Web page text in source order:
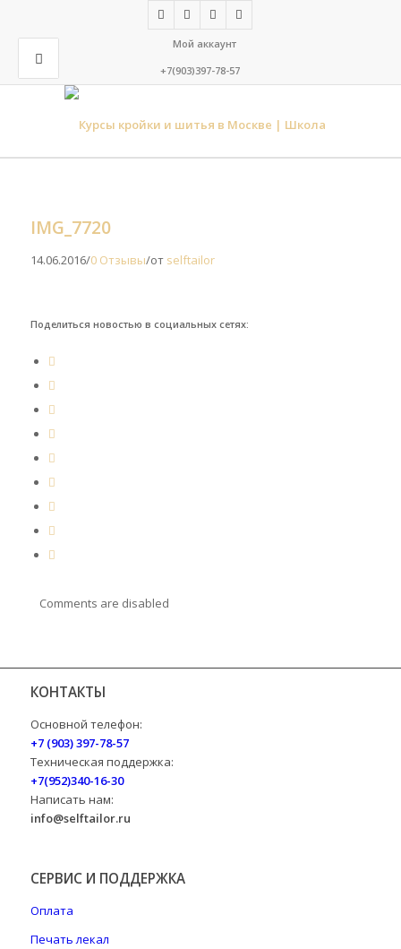
Мой аккаунт
+7(903)397-78-57
IMG_7720
14.06.2016/0 Отзывы/от selftailor
Поделиться новостью в социальных сетях:
Comments are disabled
КОНТАКТЫ
Основной телефон:
+7 (903) 397-78-57
Техническая поддержка:
+7(952)340-16-30
Написать нам:
info@selftailor.ru
СЕРВИС И ПОДДЕРЖКА
Оплата
Печать лекал